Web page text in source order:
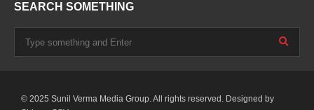
SEARCH SOMETHING
© 2025 Sunil Verma Media Group. All rights reserved. Designed by